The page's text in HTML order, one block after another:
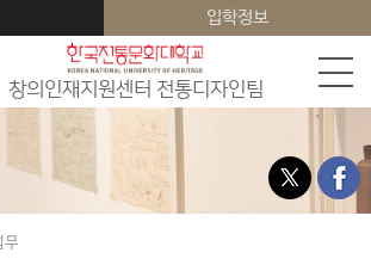
창의인재지원센터 전통디자인팀
입학정보
무